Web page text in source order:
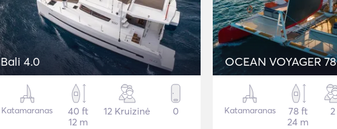
Bali 4.0
Katamaranas
40 ft
12 m
12 Kruizinė 0
OCEAN VOYAGER 78
Katamaranas
78 ft
24 m
2